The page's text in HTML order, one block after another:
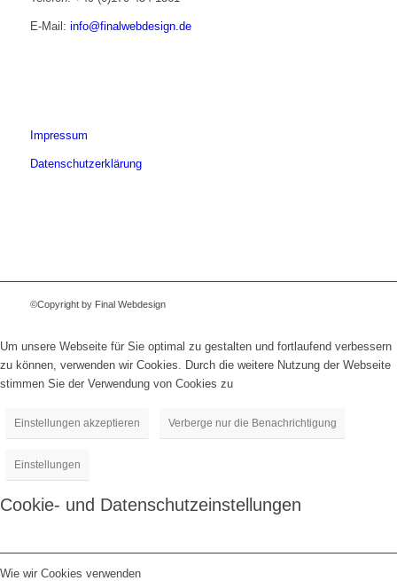
E-Mail: info@finalwebdesign.de
Impressum
Datenschutzerklärung
©Copyright by Final Webdesign
Um unsere Webseite für Sie optimal zu gestalten und fortlaufend verbessern
zu können, verwenden wir Cookies. Durch die weitere Nutzung der Webseite
stimmen Sie der Verwendung von Cookies zu
Einstellungen akzeptieren Verberge nur die Benachrichtigung
Einstellungen
Cookie- und Datenschutzeinstellungen
Wie wir Cookies verwenden